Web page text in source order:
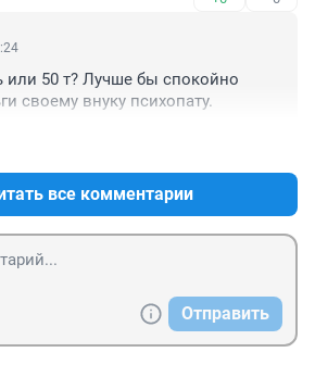
50 т? Лучше бы спокойно
своему внуку психопату.
все комментарии
Отправить